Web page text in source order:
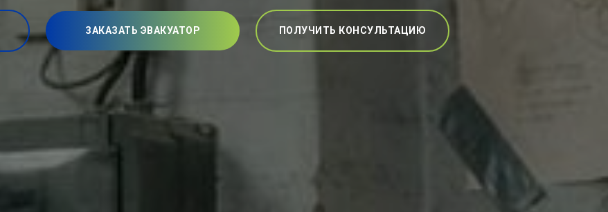
ЗАКАЗАТЬ ЭВАКУАТОР ПОЛУЧИТЬ КОНСУЛЬТАЦИЮ